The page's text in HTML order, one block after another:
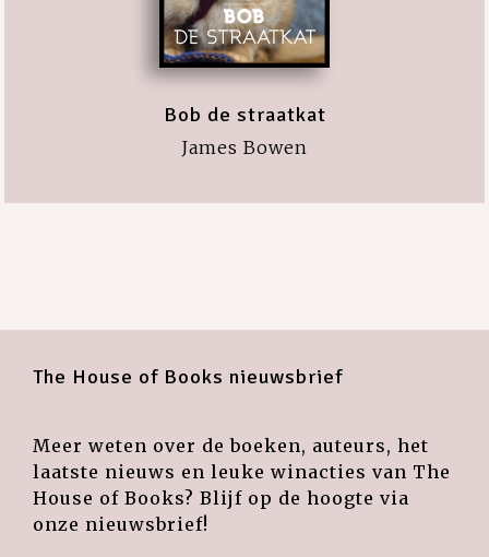
Bob de straatkat
James Bowen
The House of Books nieuwsbrief
Meer weten over de boeken, auteurs, het
laatste nieuws en leuke winacties van The
House of Books? Blijf op de hoogte via
onze nieuwsbrief!